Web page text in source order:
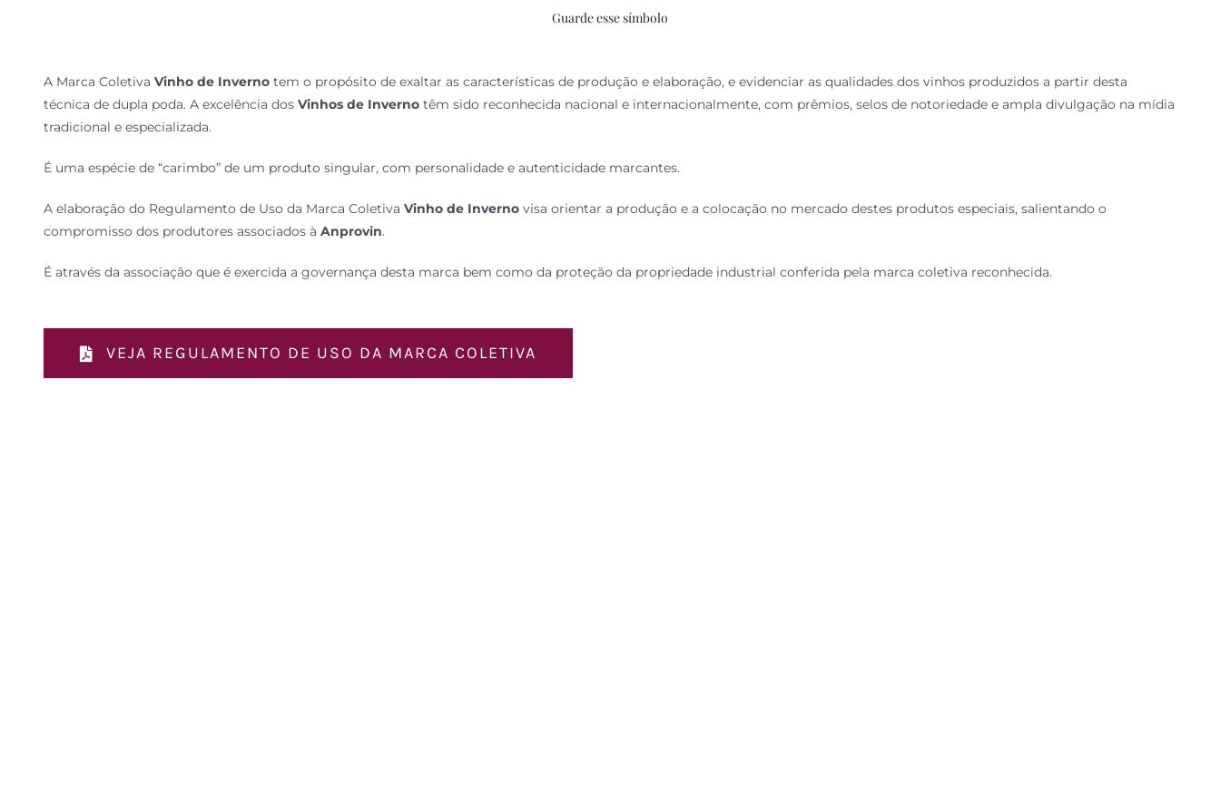
Guarde esse símbolo
A Marca Coletiva Vinho de Inverno tem o propósito de exaltar as características de produção e elaboração, e evidenciar as qualidades dos vinhos produzidos a partir desta
técnica de dupla poda. A excelência dos Vinhos de Inverno têm sido reconhecida nacional e internacionalmente, com prêmios, selos de notoriedade e ampla divulgação na mídia
tradicional e especializada.
É uma espécie de “carimbo” de um produto singular, com personalidade e autenticidade marcantes.
A elaboração do Regulamento de Uso da Marca Coletiva Vinho de Inverno visa orientar a produção e a colocação no mercado destes produtos especiais, salientando o
compromisso dos produtores associados à Anprovin.
É através da associação que é exercida a governança desta marca bem como da proteção da propriedade industrial conferida pela marca coletiva reconhecida.
VEJA REGULAMENTO DE USO DA MARCA COLETIVA